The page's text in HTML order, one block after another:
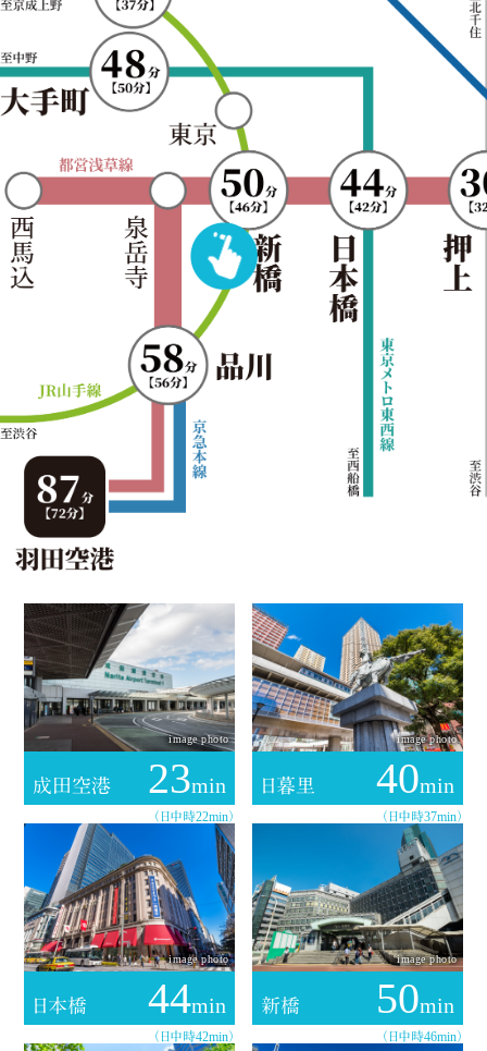
image photo
成田空港 23min
（日中時22min）
image photo
日暮里 40min
（日中時37min）
image photo
日本橋 44min
（日中時42min）
image photo
新橋 50min
（日中時46min）